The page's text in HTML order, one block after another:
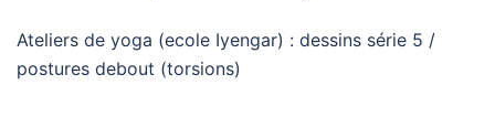
Ateliers de yoga (ecole Iyengar) : dessins série 5 /
postures debout (torsions)